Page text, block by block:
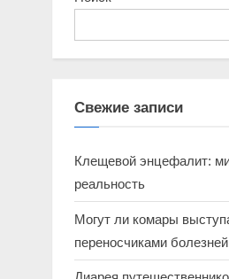
Свежие записи
Клещевой энцефалит:
реальность
Могут ли комары
переносчиками